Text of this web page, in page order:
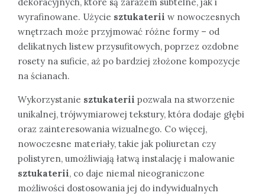
wyrafinowane. Użycie sztukaterii w nowoczesnych
wnętrzach może przyjmować różne formy – od
delikatnych listew przysufitowych, poprzez ozdobne
rosety na suficie, aż po bardziej złożone kompozycje
na ścianach.
Wykorzystanie sztukaterii pozwala na stworzenie
unikalnej, trójwymiarowej tekstury, która dodaje głębi
oraz zainteresowania wizualnego. Co więcej,
nowoczesne materiały, takie jak poliuretan czy
polistyren, umożliwiają łatwą instalację i malowanie
sztukaterii, co daje niemal nieograniczone
możliwości dostosowania jej do indywidualnych